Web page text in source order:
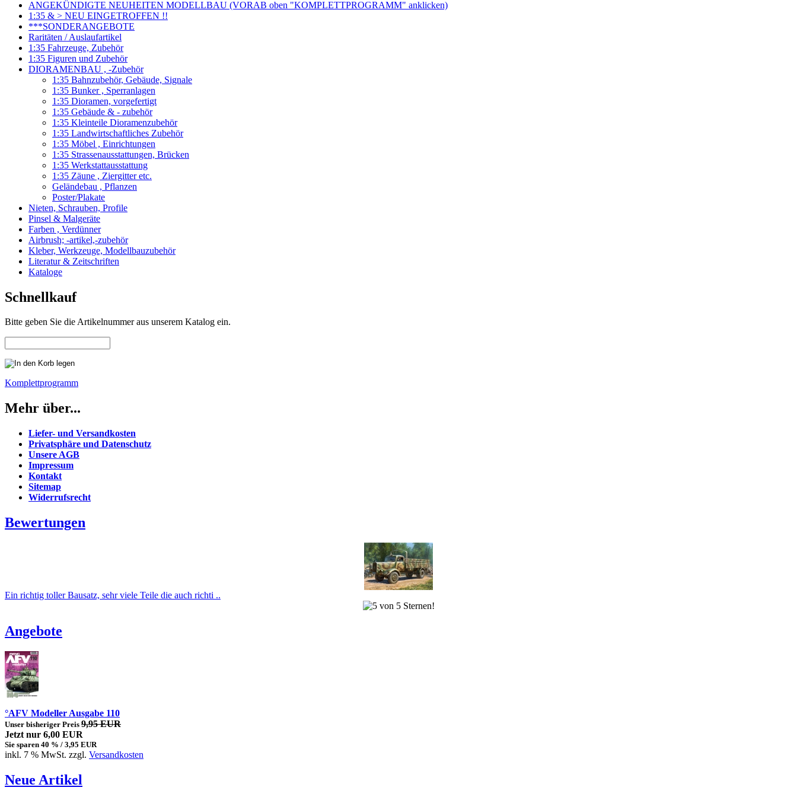
ANGEKÜNDIGTE NEUHEITEN MODELLBAU (VORAB oben "KOMPLETTPROGRAMM" anklicken)
1:35 & > NEU EINGETROFFEN !!
***SONDERANGEBOTE
Raritäten / Auslaufartikel
1:35 Fahrzeuge, Zubehör
1:35 Figuren und Zubehör
DIORAMENBAU , -Zubehör
1:35 Bahnzubehör, Gebäude, Signale
1:35 Bunker , Sperranlagen
1:35 Dioramen, vorgefertigt
1:35 Gebäude & - zubehör
1:35 Kleinteile Dioramenzubehör
1:35 Landwirtschaftliches Zubehör
1:35 Möbel , Einrichtungen
1:35 Strassenausstattungen, Brücken
1:35 Werkstattausstattung
1:35 Zäune , Ziergitter etc.
Geländebau , Pflanzen
Poster/Plakate
Nieten, Schrauben, Profile
Pinsel & Malgeräte
Farben , Verdünner
Airbrush; -artikel,-zubehör
Kleber, Werkzeuge, Modellbauzubehör
Literatur & Zeitschriften
Kataloge
Schnellkauf
Bitte geben Sie die Artikelnummer aus unserem Katalog ein.
Komplettprogramm
Mehr über...
Liefer- und Versandkosten
Privatsphäre und Datenschutz
Unsere AGB
Impressum
Kontakt
Sitemap
Widerrufsrecht
Bewertungen
Ein richtig toller Bausatz, sehr viele Teile die auch richti ..
Angebote
°AFV Modeller Ausgabe 110
Unser bisheriger Preis 9,95 EUR
Jetzt nur 6,00 EUR
Sie sparen 40 % / 3,95 EUR
inkl. 7 % MwSt. zzgl. Versandkosten
Neue Artikel